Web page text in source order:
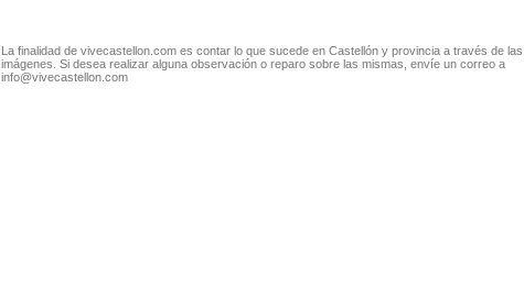
La finalidad de vivecastellon.com es contar lo que sucede en Castellón y provincia a través de las
imágenes. Si desea realizar alguna observación o reparo sobre las mismas, envíe un correo a
info@vivecastellon.com